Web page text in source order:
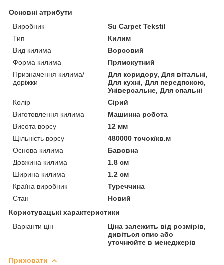
Основні атрибути
Виробник
Su Carpet Tekstil
Тип
Килим
Вид килима
Ворсовий
Форма килима
Прямокутний
Призначення килима/
доріжки
Для коридору, Для вітальні,
Для кухні, Для передпокою,
Універсальне, Для спальні
Колір
Сірий
Виготовлення килима
Машинна робота
Висота ворсу
12 мм
Щільність ворсу
480000 точок/кв.м
Основа килима
Бавовна
Довжина килима
1.8 см
Ширина килима
1.2 см
Країна виробник
Туреччина
Стан
Новий
Користувацькі характеристики
Варіанти цін
Ціна залежить від розмірів,
дивіться опис або
уточнюйте в менеджерів
Приховати